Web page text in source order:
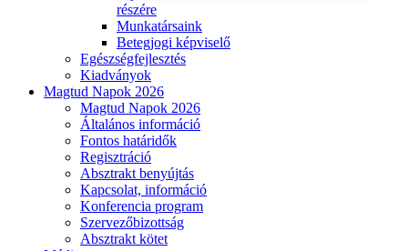
részére
Munkatársaink
Betegjogi képviselő
Egészségfejlesztés
Kiadványok
Magtud Napok 2026
Magtud Napok 2026
Általános információ
Fontos határidők
Regisztráció
Absztrakt benyújtás
Kapcsolat, információ
Konferencia program
Szervezőbizottság
Absztrakt kötet